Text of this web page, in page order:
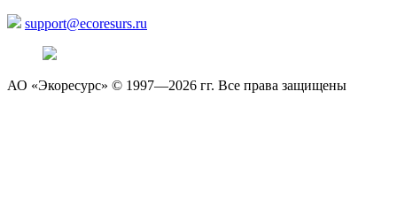
support@ecoresurs.ru
АО «Экоресурс» © 1997—2026 гг. Все права защищены